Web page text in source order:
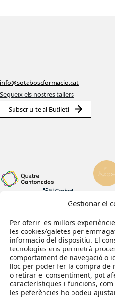
Gestionar el
Per oferir les millors
les cookies/galetes per
informació del dispositiu. El
tecnologies ens permetrà
comportament de navegació o
lloc per poder fer la compra de
o retirar el consentiment, pot
característiques i funcions, com
les peferències ho podeu
info@sotaboscformacio.cat
Segueix els nostres tallers
Subscriu-te al Butlletí
Amb el suport de: